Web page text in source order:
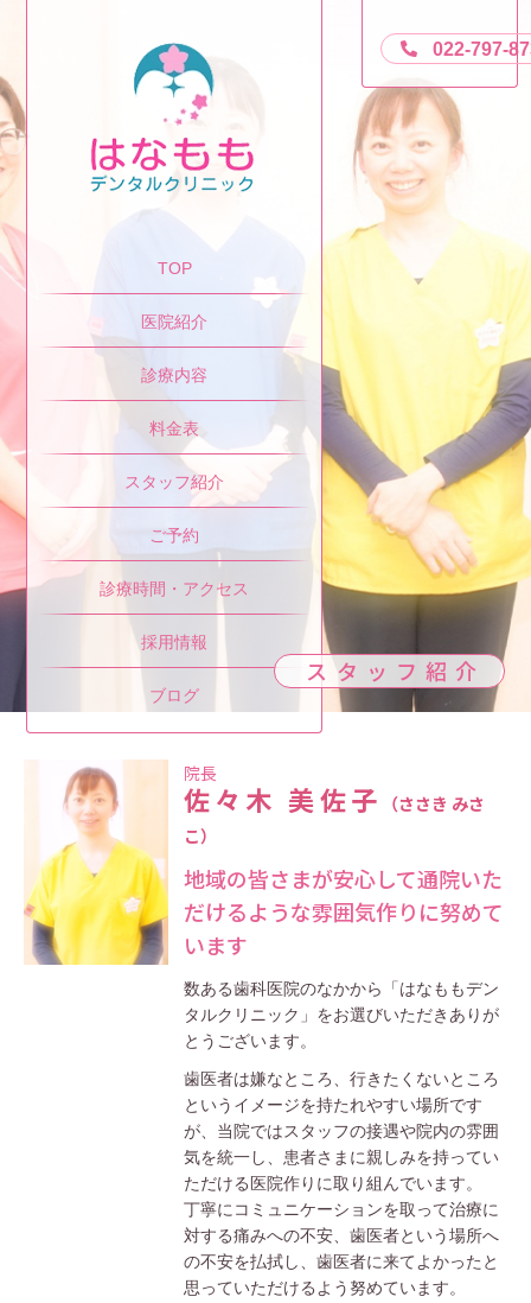
TOP
医院紹介
診療内容
料金表
スタッフ紹介
ご予約
診療時間・アクセス
採用情報
ブログ
022-797-
スタッフ紹介
院長
佐々木 美佐子
（ささき みさ
こ）
地域の皆さまが安心して通院いた
だけるような雰囲気作りに努めて
います
数ある歯科医院のなかから「はなももデン
タルクリニック」をお選びいただきありが
とうございます。
歯医者は嫌なところ、行きたくないところ
というイメージを持たれやすい場所です
が、当院ではスタッフの接遇や院内の雰囲
気を統一し、患者さまに親しみを持ってい
ただける医院作りに取り組んでいます。
丁寧にコミュニケーションを取って治療に
対する痛みへの不安、歯医者という場所へ
の不安を払拭し、歯医者に来てよかったと
思っていただけるよう努めています。